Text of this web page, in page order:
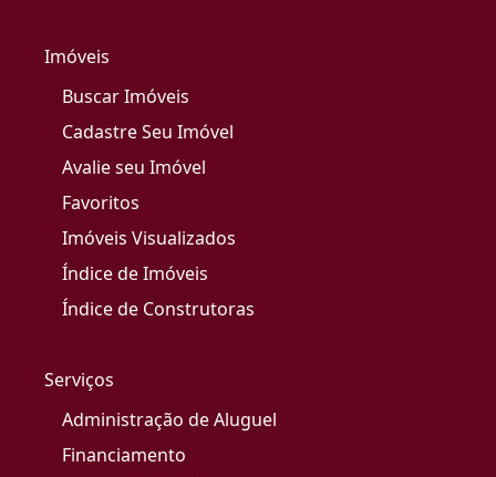
Imóveis
Buscar Imóveis
Cadastre Seu Imóvel
Avalie seu Imóvel
Favoritos
Imóveis Visualizados
Índice de Imóveis
Índice de Construtoras
Serviços
Administração de Aluguel
Financiamento